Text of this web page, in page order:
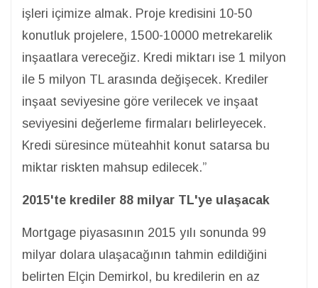
işleri içimize almak. Proje kredisini 10-50
konutluk projelere, 1500-10000 metrekarelik
inşaatlara vereceğiz. Kredi miktarı ise 1 milyon
ile 5 milyon TL arasında değişecek. Krediler
inşaat seviyesine göre verilecek ve inşaat
seviyesini değerleme firmaları belirleyecek.
Kredi süresince müteahhit konut satarsa bu
miktar riskten mahsup edilecek.”
2015'te krediler 88 milyar TL'ye ulaşacak
Mortgage piyasasının 2015 yılı sonunda 99
milyar dolara ulaşacağının tahmin edildiğini
belirten Elçin Demirkol, bu kredilerin en az